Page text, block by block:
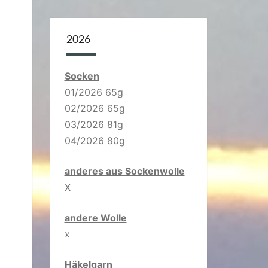
2026
Socken
01/2026 65g
02/2026 65g
03/2026 81g
04/2026 80g
anderes aus Sockenwolle
X
andere Wolle
x
Häkelgarn